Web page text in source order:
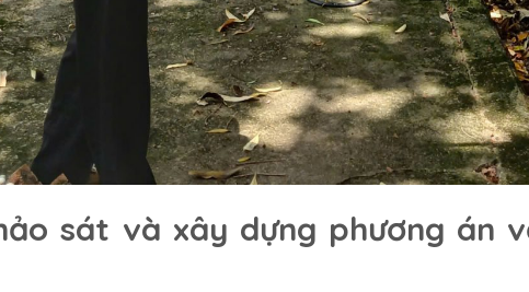
sát và xây dựng phương án